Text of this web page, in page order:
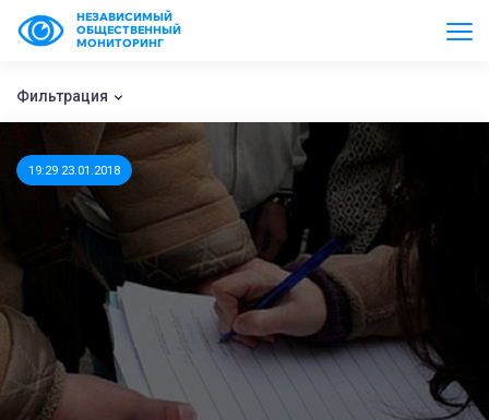
НЕЗАВИСИМЫЙ
ОБЩЕСТВЕННЫЙ
МОНИТОРИНГ
Фильтрация
19:29 23.01.2018